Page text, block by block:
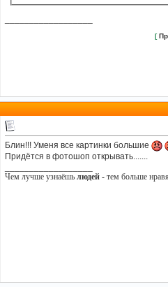
[
Блин!!! Уменя все картинки большие
Придётся в фотошоп открывать.......
Чем лучше узнаёшь людей - тем больше